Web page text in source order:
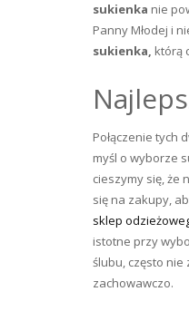
sukienka nie
Panny Młodej i
sukienka, którą
Połączenie tych
myśl o wyborze
cieszymy się, że
się na zakupy,
sklep
istotne przy
ślubu, często nie
zachowawczo.